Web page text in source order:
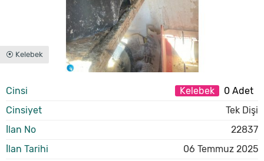
⦿ Kelebek
Cinsi Kelebek
0 Adet
Cinsiyet
Tek Dişi
İlan No
22837
İlan Tarihi
06 Temmuz 2025